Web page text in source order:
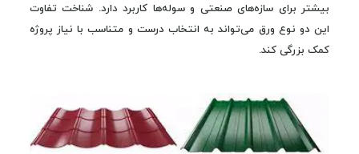
بیشتر برای سازه‌های صنعتی و سوله‌ها کاربرد دارد. شناخت تفاوت
این دو نوع ورق می‌تواند به انتخاب درست و متناسب با نیاز پروژه
کمک بزرگی کند.